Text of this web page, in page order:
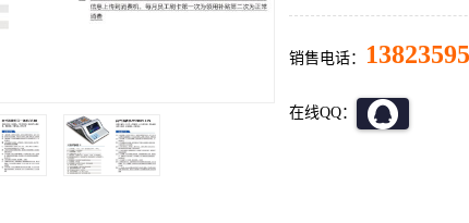
销售电话：
在线QQ：